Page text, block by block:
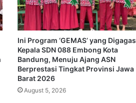
Ini Program ‘GEMAS’ yang Digagas
Kepala SDN 088 Embong Kota
Bandung, Menuju Ajang ASN
Berprestasi Tingkat Provinsi Jawa
Barat 2026
August 5, 2026